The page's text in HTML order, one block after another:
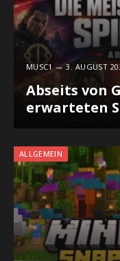
MUSC1 3. AUGUST
Abseits von
erwarteten
ALLGEMEIN